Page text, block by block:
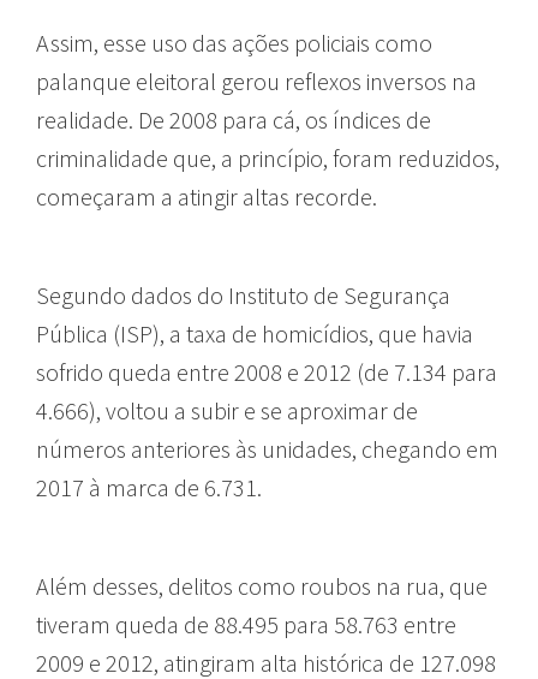
Assim, esse uso das ações policiais como
palanque eleitoral gerou reflexos inversos na
realidade. De 2008 para cá, os índices de
criminalidade que, a princípio, foram reduzidos,
começaram a atingir altas recorde.
Segundo dados do Instituto de Segurança
Pública (ISP), a taxa de homicídios, que havia
sofrido queda entre 2008 e 2012 (de 7.134 para
4.666), voltou a subir e se aproximar de
números anteriores às unidades, chegando em
2017 à marca de 6.731.
Além desses, delitos como roubos na rua, que
tiveram queda de 88.495 para 58.763 entre
2009 e 2012, atingiram alta histórica de 127.098